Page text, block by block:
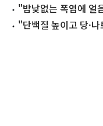
"밤낮없는 폭염에
프 "단백질 높이고 당·